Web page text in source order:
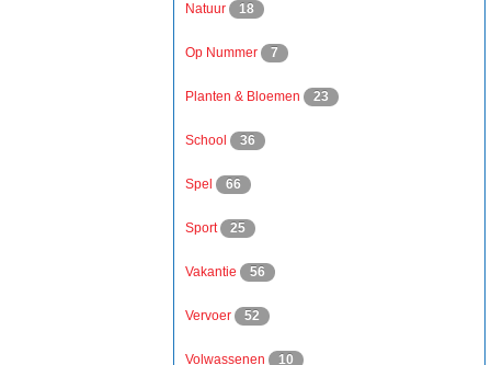
Natuur 18
Op Nummer 7
Planten & Bloemen 23
School 36
Spel 66
Sport 25
Vakantie 56
Vervoer 52
Volwassenen 10